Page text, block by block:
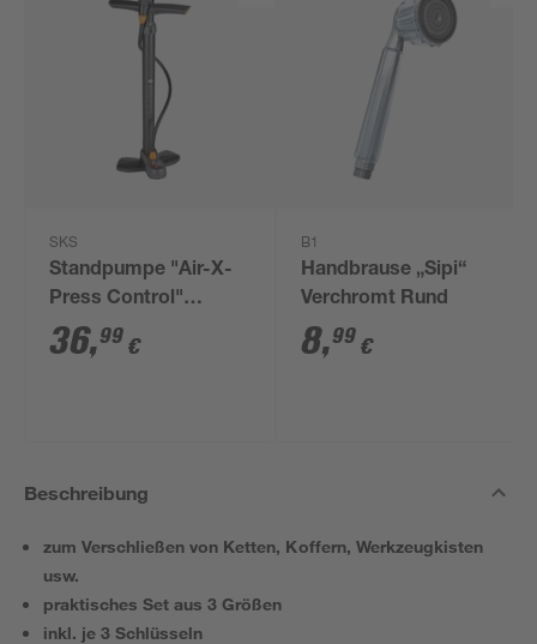
SKS
Standpumpe "Air-X-
Press Control"
Kunststoff schwarz
36,99 €
B1
Handbrause „Sipi“
Verchromt Rund
8,99 €
Beschreibung
zum Verschließen von Ketten, Koffern, Werkzeugkisten
usw.
praktisches Set aus 3 Größen
inkl. je 3 Schlüsseln